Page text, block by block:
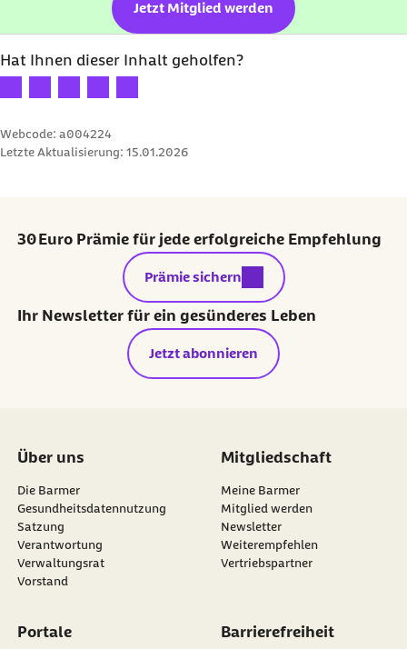
Jetzt Mitglied werden
Hat Ihnen dieser Inhalt geholfen?
Ihre Bewertung: 1 Stern
Ihre Bewertung: 2 Sterne
Ihre Bewertung: 3 Sterne
Ihre Bewertung: 4 Sterne
Ihre Bewertung: 5 Sterne
Webcode: a004224
Letzte Aktualisierung: 15.01.2026
30 Euro Prämie für jede erfolgreiche Empfehlung
externer Link:
Prämie sichern
Ihr Newsletter für ein gesünderes Leben
Jetzt abonnieren
Über uns
Die Barmer
Gesundheitsdatennutzung
Satzung
Verantwortung
Verwaltungsrat
Vorstand
Mitgliedschaft
Meine Barmer
Mitglied werden
Newsletter
externer Link:
Weiterempfehlen
Vertriebspartner
Portale Barrierefreiheit